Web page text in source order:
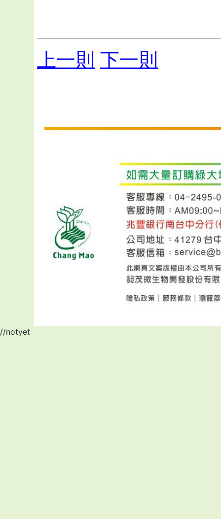
上一則 下一則
//notyet